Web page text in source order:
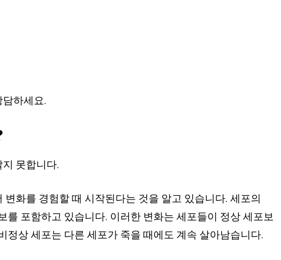
하세요.
못합니다.
화를 경험할 때 시작된다는 것을 알고 있습니다. 세포의
포함하고 있습니다. 이러한 변화는 세포들이 정상 세포보
정상 세포는 다른 세포가 죽을 때에도 계속 살아남습니다.